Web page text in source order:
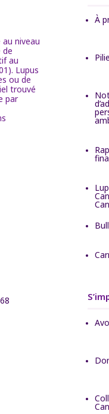
niveau
de
au
Lupus
ou de
trouvé
par
À